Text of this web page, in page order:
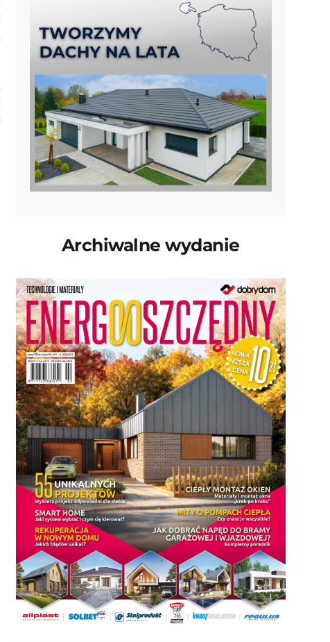
Archiwalne wydanie